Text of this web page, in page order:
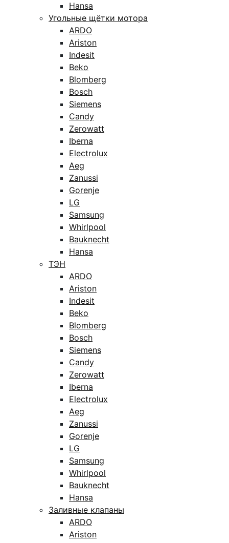
Hansa
Угольные щётки мотора
ARDO
Ariston
Indesit
Beko
Blomberg
Bosch
Siemens
Candy
Zerowatt
Iberna
Electrolux
Aeg
Zanussi
Gorenje
LG
Samsung
Whirlpool
Bauknecht
Hansa
ТЭН
ARDO
Ariston
Indesit
Beko
Blomberg
Bosch
Siemens
Candy
Zerowatt
Iberna
Electrolux
Aeg
Zanussi
Gorenje
LG
Samsung
Whirlpool
Bauknecht
Hansa
Заливные клапаны
ARDO
Ariston